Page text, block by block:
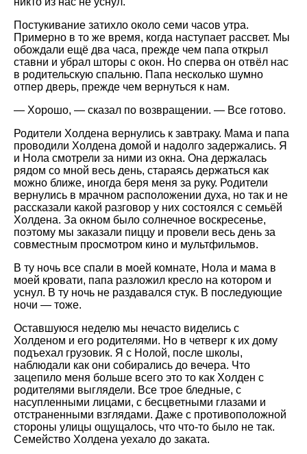
Постукивание затихло около семи часов утра.
Примерно в то же время, когда наступает рассвет. Мы
обождали ещё два часа, прежде чем папа открыл
ставни и убрал шторы с окон. Но сперва он отвёл нас
в родительскую спальню. Папа несколько шумно
отпер дверь, прежде чем вернуться к нам.
— Хорошо, — сказал по возвращении. — Все готово.
Родители Холдена вернулись к завтраку. Мама и папа
проводили Холдена домой и надолго задержались. Я
и Нола смотрели за ними из окна. Она держалась
рядом со мной весь день, стараясь держаться как
можно ближе, иногда беря меня за руку. Родители
вернулись в мрачном расположении духа, но так и не
рассказали какой разговор у них состоялся с семьёй
Холдена. За окном было солнечное воскресенье,
поэтому мы заказали пиццу и провели весь день за
совместным просмотром кино и мультфильмов.
В ту ночь все спали в моей комнате, Нола и мама в
моей кровати, папа разложил кресло на котором и
уснул. В ту ночь не раздавался стук. В последующие
ночи — тоже.
Оставшуюся неделю мы нечасто виделись с
Холденом и его родителями. Но в четверг к их дому
подъехал грузовик. Я с Нолой, после школы,
наблюдали как они собирались до вечера. Что
зацепило меня больше всего это то как Холден с
родителями выглядели. Все трое бледные, с
насупленными лицами, с бесцветными глазами и
отстраненными взглядами. Даже с противоположной
стороны улицы ощущалось, что что-то было не так.
Семейство Холдена уехало до заката.